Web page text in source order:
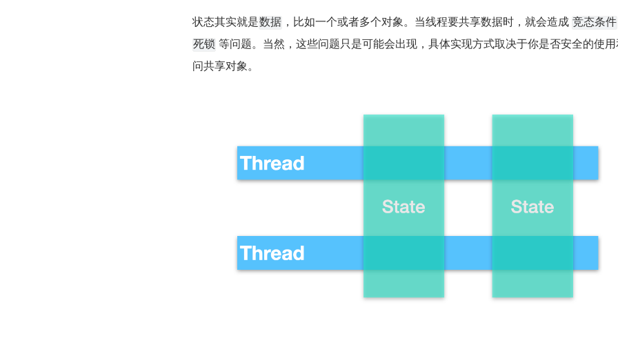
状态其实就是数据 ，比如一个或者多个对象。当线程要共享数据时，就会造成 竞态条件
死锁 等问题。当然，这些问题只是可能会出现，具体实现方式取决于你是否安全的使
问共享对象。